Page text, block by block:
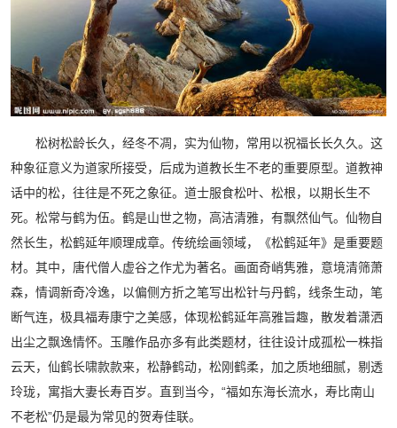
松树松龄长久，经冬不凋，实为仙物，常用以祝福长长久久。这
种象征意义为道家所接受，后成为道教长生不老的重要原型。道教神
话中的松，往往是不死之象征。道士服食松叶、松根，以期长生不
死。松常与鹤为伍。鹤是山世之物，高洁清雅，有飘然仙气。仙物自
然长生，松鹤延年顺理成章。传统绘画领域，《松鹤延年》是重要题
材。其中，唐代僧人虚谷之作尤为著名。画面奇峭隽雅，意境清筛萧
森，情调新奇冷逸，以偏侧方折之笔写出松针与丹鹤，线条生动，笔
断气连，极具福寿康宁之美感，体现松鹤延年高雅旨趣，散发着潇洒
出尘之飘逸情怀。玉雕作品亦多有此类题材，往往设计成孤松一株指
云天，仙鹤长啸款款来，松静鹤动，松刚鹤柔，加之质地细腻，剔透
玲珑，寓指大妻长寿百岁。直到当今，“福如东海长流水，寿比南山
不老松”仍是最为常见的贺寿佳联。